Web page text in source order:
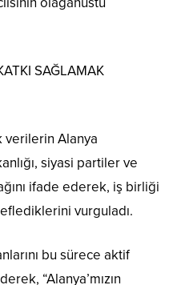
SAĞLAMAK
verilerin Alanya
siyasi partiler ve
ifade ederek, iş birliği
vurguladı.
bu sürece aktif
“Alanya’mızın